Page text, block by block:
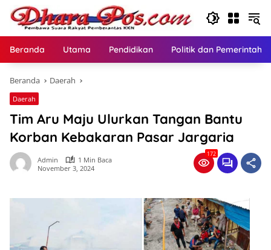
Langsung
konten
Beranda Utama Pendidikan Politik dan
Beranda Daerah
Daerah
Tim Aru Maju Ulurkan Tangan Bantu
Korban Kebakaran Pasar Jargaria
Admin
1 Min Baca
November 3, 2024
172